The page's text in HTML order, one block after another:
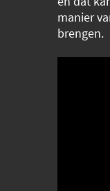
manier
brengen.